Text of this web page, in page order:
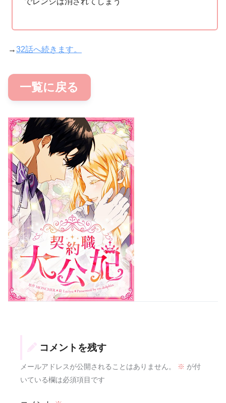
→32話へ続きます。
一覧に戻る
コメントを残す
メールアドレスが公開されることはありません。 ※ が付
いている欄は必須項目です